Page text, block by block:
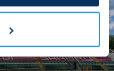
JOURNEY